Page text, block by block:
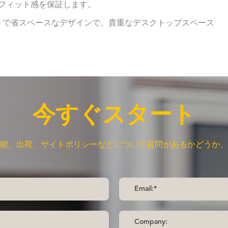
ィット感を保証します。
省スペースなデザインで、貴重なデスクトップスペース
今すぐスタート
、出荷、サイトポリシーなどについて質問があるかどうか